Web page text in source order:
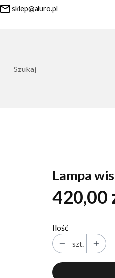
sklep@aluro.pl
Lampa
420,00
Ilość
szt.